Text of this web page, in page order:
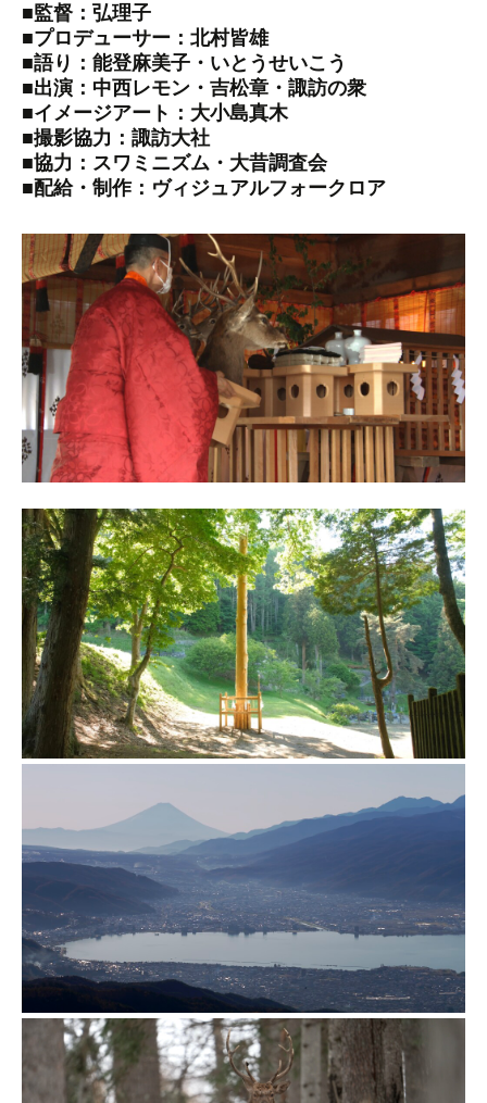
■監督：弘理子
■プロデューサー：北村皆雄
■語り：能登麻美子・いとうせいこう
■出演：中西レモン・吉松章・諏訪の衆
■イメージアート：大小島真木
■撮影協力：諏訪大社
■協力：スワミニズム・大昔調査会
■配給・制作：ヴィジュアルフォークロア